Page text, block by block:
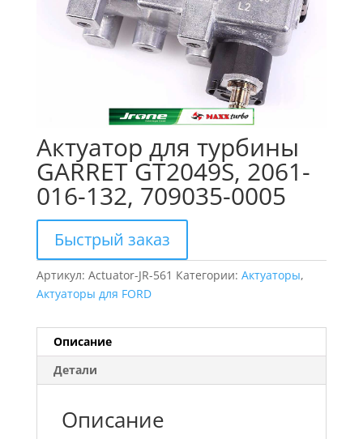
Актуатор для турбины
GARRET GT2049S, 2061-
016-132, 709035-0005
Быстрый заказ
Артикул: Actuator-JR-561 Категории: Актуаторы,
Актуаторы для FORD
Описание
Детали
Описание